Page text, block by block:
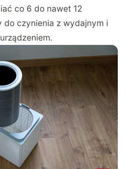
co 6 do nawet 12
do czynienia z wydajnym i